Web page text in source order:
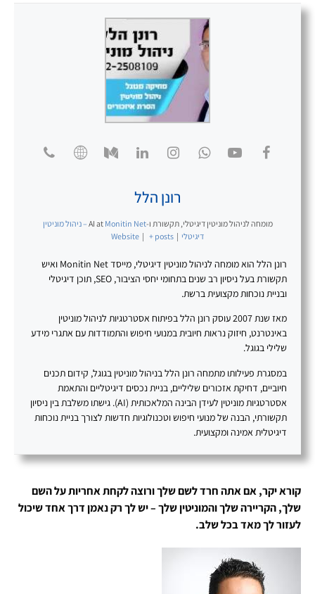
רונן הלל
מומחה לניהול מוניטין דיגיטלי, תקשורת ו-AI at
Monitin Net – ניהול מוניטין
דיגיטלי |
Website | + posts
רונן הלל הוא מומחה לניהול מוניטין דיגיטלי, מייסד Monitin Net ואיש
תקשורת בעל ניסיון רב שנים בתחומי יחסי הציבור, SEO, תוכן דיגיטלי
ובניית נוכחות מקצועית ברשת.
מאז שנת 2007 עוסק רונן הלל בפיתוח אסטרטגיות לניהול מוניטין
באינטרנט, חיזוק נראות חיובית במנועי חיפוש והתמודדות עם אתגרי מידע
שלילי בגוגל.
במסגרת פעילותו מתמחה רונן הלל בניהול מוניטין בגוגל, קידום תכנים
חיוביים, דחיקת אזכורים שליליים, בניית נכסים דיגיטליים והתאמת
אסטרטגיות מוניטין לעידן הבינה המלאכותית (AI). גישתו משלבת בין ניסיון
תקשורתי, הבנה של מנועי חיפוש וטכנולוגיות חדשות לצורך בניית נוכחות
דיגיטלית אמינה ומקצועית.
קורא יקר, אם אתה חרד לשם שלך ורוצה לקחת אחריות על השם
שלך, הקריירה שלך והמוניטין שלך – יש לך רק נאמן דרך אחד שיכול
לעזור לך מאד בכל שלב.